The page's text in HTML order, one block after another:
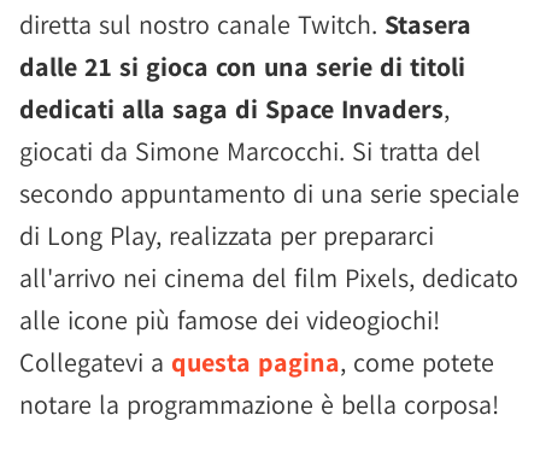
diretta sul nostro canale Twitch. Stasera
dalle 21 si gioca con una serie di titoli
dedicati alla saga di Space Invaders,
giocati da Simone Marcocchi. Si tratta del
secondo appuntamento di una serie speciale
di Long Play, realizzata per prepararci
all'arrivo nei cinema del film Pixels, dedicato
alle icone più famose dei videogiochi!
Collegatevi a questa pagina, come potete
notare la programmazione è bella corposa!